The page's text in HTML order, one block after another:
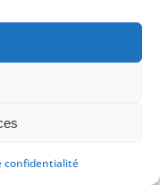
confidentialité